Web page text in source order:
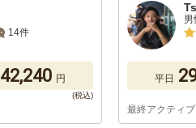
14件
42,240 円
男
平日
最終アクティ